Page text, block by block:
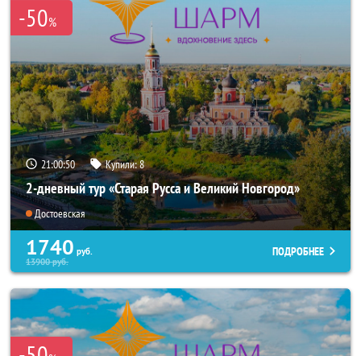
-50%
21:00:49 Купили:8
2-дневный тур «Старая Русса и Великий Новгород»
Достоевская
1740 руб.
13900руб.
ПОДРОБНЕЕ